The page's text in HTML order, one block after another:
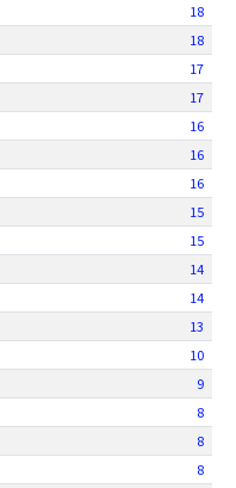
18
18
17
17
16
16
16
15
15
14
14
13
10
9
8
8
8